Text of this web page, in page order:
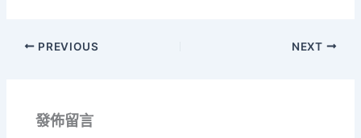
PREVIOUS NEXT
發佈留言